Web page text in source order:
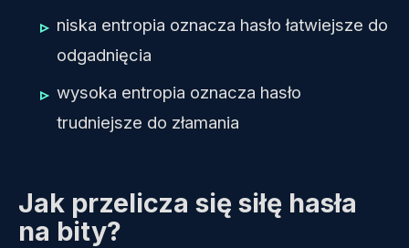
niska entropia oznacza hasło łatwiejsze do
odgadnięcia
wysoka entropia oznacza hasło
trudniejsze do złamania
Jak przelicza się siłę hasła
na bity?